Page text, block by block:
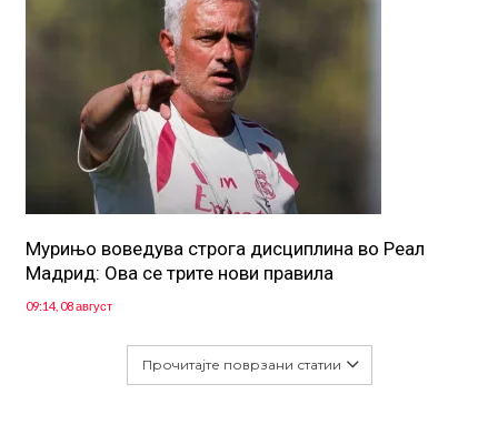
Мурињо воведува строга дисциплина во Реал
Мадрид: Ова се трите нови правила
09:14, 08 август
Прочитајте поврзани статии